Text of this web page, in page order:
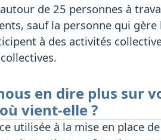
de 25 personnes à
sauf la personne qui
à des activités
en dire plus
vient-elle ?
utilisée à la mise en place